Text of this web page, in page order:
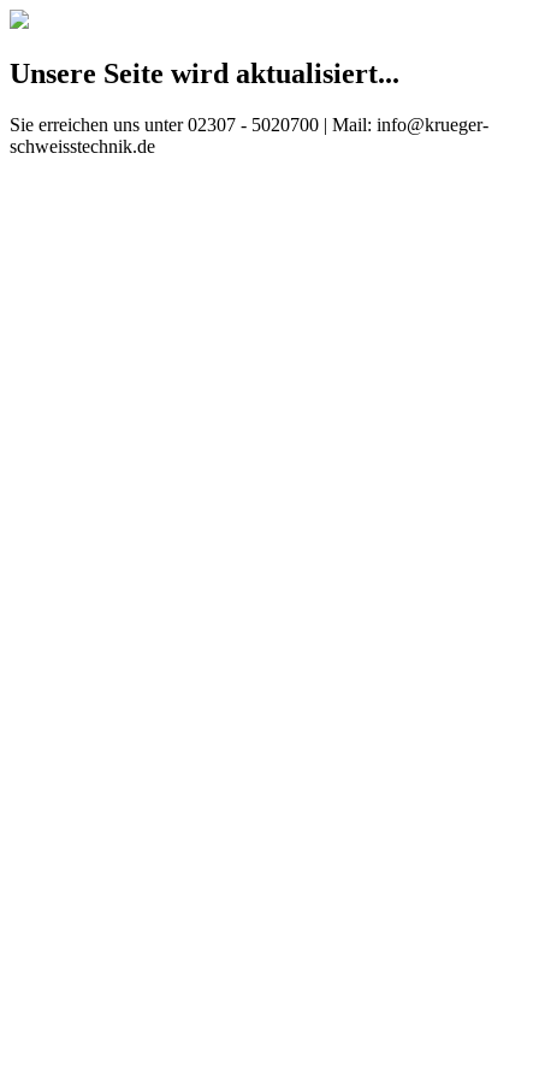
Unsere Seite wird aktualisiert...
Sie erreichen uns unter 02307 - 5020700 | Mail: info@krueger-
schweisstechnik.de